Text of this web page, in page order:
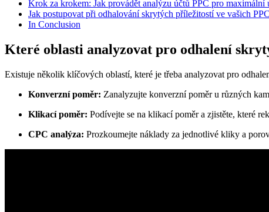
Krok za krokem: Jak provádět analýzu účtů PPC pro maximální
Jak postupovat při odhalování skrytých příležitostí ve vašich
In Conclusion
Které oblasti analyzovat pro odhalení
Existuje několik klíčových oblastí, které je třeba analyzovat pro
Konverzní poměr: Zanalyzujte konverzní poměr u různých
Klikací poměr: Podívejte se na klikací poměr a zjistěte, které
CPC analýza: Prozkoumejte náklady za jednotlivé kliky a